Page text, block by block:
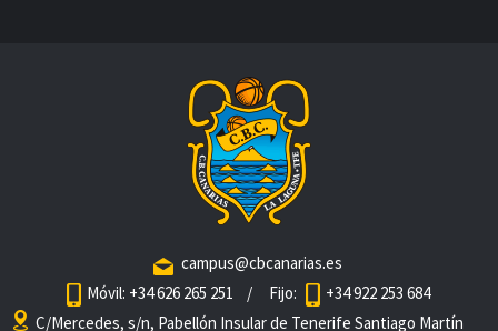
campus@cbcanarias.es
Móvil: +34 626 265 251
/ Fijo:
+34 922 253 684
C/Mercedes, s/n, Pabellón Insular de Tenerife Santiago Martín